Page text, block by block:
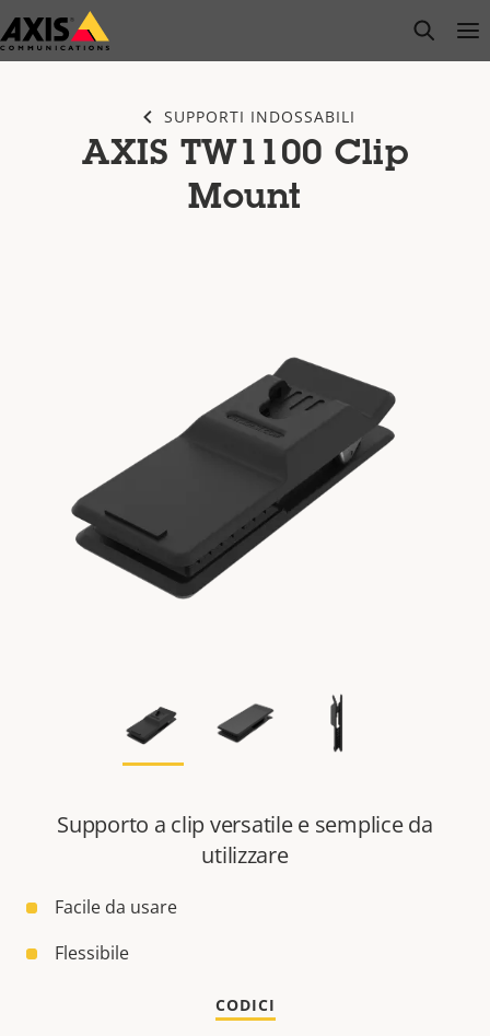
Salta
al
open
SUPPORTI INDOSSABILI
AXIS TW1100 Clip
Mount
Supporto a clip versatile e semplice da
utilizzare
Facile da usare
Flessibile
CODICI